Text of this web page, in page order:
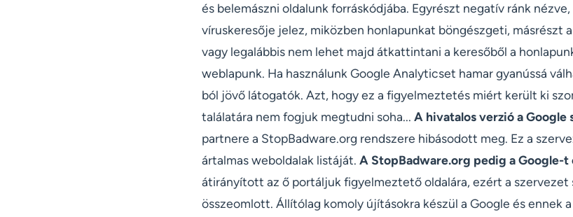
és belemászni oldalunk forráskódjába. Egyrészt negatív ránk
víruskeresője jelez, miközben honlapunkat böngészgeti, másrészt
vagy legalábbis nem lehet majd átkattintani a keresőből a
weblapunk. Ha használunk Google Analyticset hamar gyanússá
ból jövő látogatók. Azt, hogy ez a figyelmeztetés miért került ki
találatára nem fogjuk megtudni soha... A hivatalos verzió a Google
partnere a StopBadware.org rendszere hibásodott meg. Ez a
ártalmas weboldalak listáját. A StopBadware.org pedig a Google-t
átirányított az ő portáljuk figyelmeztető oldalára, ezért a
összeomlott. Állítólag komoly újításokra készül a Google és ennek